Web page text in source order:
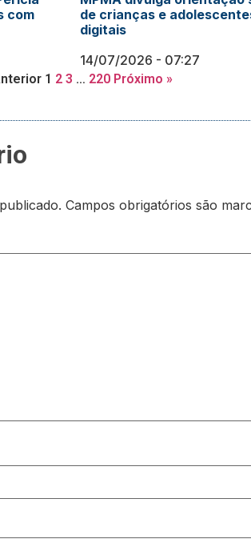
com
de crianças e
digitais
14/07/2026
07:27
1 2 3 … 220 Próximo »
Campos obrigatórios são